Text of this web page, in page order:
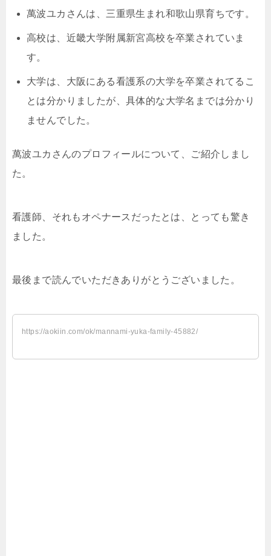
萬波ユカさんは、三重県生まれ和歌山県育ちです。
高校は、近畿大学附属新宮高校を卒業されていま
す。
大学は、大阪にある看護系の大学を卒業されてるこ
とは分かりましたが、具体的な大学名までは分かり
ませんでした。
萬波ユカさんのプロフィールについて、ご紹介しまし
た。
看護師、それもオペナースだったとは、とっても驚き
ました。
最後まで読んでいただきありがとうございました。
https://aokiin.com/ok/mannami-yuka-family-45882/